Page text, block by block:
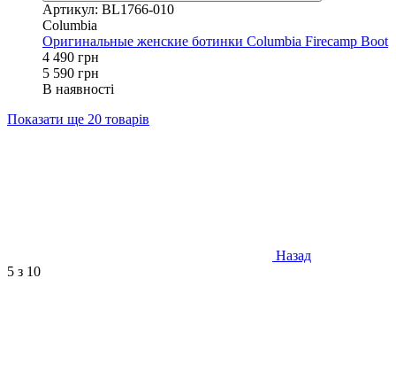
Артикул: BL1766-010
Columbia
Оригинальные женские ботинки Columbia Firecamp Boot
4 490 грн
5 590 грн
В наявності
Показати ще 20 товарів
Назад
5 з 10